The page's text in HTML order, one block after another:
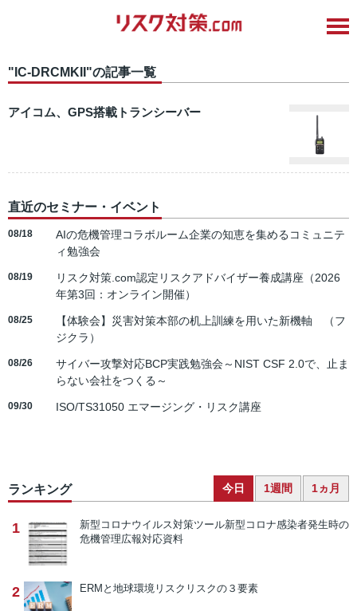
"IC-DRCMKII"の記事一覧
アイコム、GPS搭載トランシーバー
直近のセミナー・イベント
08/18
AIの危機管理コラボルーム企業の知恵を集めるコミュニテ
ィ勉強会
08/19
リスク対策.com認定リスクアドバイザー養成講座（2026
年第3回：オンライン開催）
08/25
【体験会】災害対策本部の机上訓練を用いた新機軸 （フ
ジクラ）
08/26
サイバー攻撃対応BCP実践勉強会～NIST CSF 2.0で、止ま
らない会社をつくる～
09/30 ISO/TS31050 エマージング・リスク講座
ランキング 今日 1週間 1ヵ月
1 新型コロナウイルス対策ツール新型コロナ感染者発生時の
危機管理広報対応資料
2 ERMと地球環境リスク リスクの３要素